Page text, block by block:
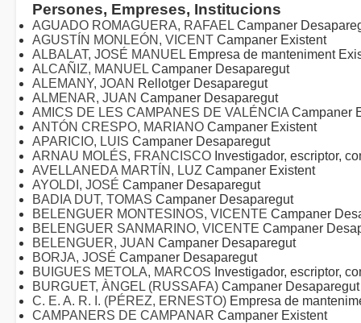
Persones, Empreses, Institucions
AGUADO ROMAGUERA, RAFAEL Campaner
AGUSTÍN MONLEÓN, VICENT Campaner Existent
ALBALAT, JOSÉ MANUEL Empresa de manteniment
ALCAÑIZ, MANUEL Campaner Desaparegut
ALEMANY, JOAN Rellotger Desaparegut
ALMENAR, JUAN Campaner Desaparegut
AMICS DE LES CAMPANES DE VALÉNCIA Campaner
ANTÓN CRESPO, MARIANO Campaner Existent
APARICIO, LUIS Campaner Desaparegut
ARNAU MOLÉS, FRANCISCO Investigador, escriptor,
AVELLANEDA MARTÍN, LUZ Campaner Existent
AYOLDI, JOSÉ Campaner Desaparegut
BADIA DUT, TOMAS Campaner Desaparegut
BELENGUER MONTESINOS, VICENTE Campaner
BELENGUER SANMARINO, VICENTE Campaner
BELENGUER, JUAN Campaner Desaparegut
BORJA, JOSÉ Campaner Desaparegut
BUIGUES METOLA, MARCOS Investigador, escriptor,
BURGUET, ÀNGEL (RUSSAFA) Campaner Desaparegut
C. E. A. R. I. (PÉREZ, ERNESTO) Empresa de
CAMPANERS DE CAMPANAR Campaner Existent